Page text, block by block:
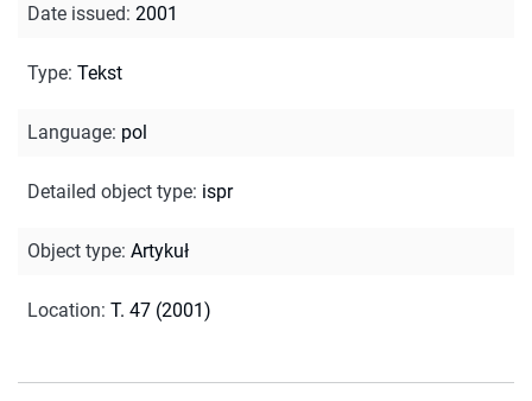
Date issued: 2001
Type: Tekst
Language: pol
Detailed object type: ispr
Object type: Artykuł
Location: T. 47 (2001)